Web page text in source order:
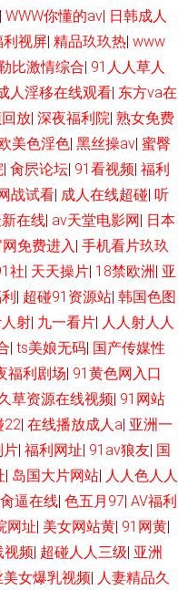
级片操逼 国产视频91啦 欧美性
区 大香蕉A91 91视频综合区 国
狼人伊人 91破解网官网 亚洲
本不卡123 www妞干网 三级片
馆外遇 九九福利视频导航
网站 97色偷偷超踫 青青草精品
网站 国产91做爱 男人天堂导航
利网站 激情文学亚洲 亚洲瑟瑟
偷自拍做爱 海角福利导航 在线
色 久草香蕉 91干逼电影 超碰
传媒 激情伊人都市激情 日韩操
| WWW你懂的av| 日韩成人
利视屏| 精品玖玖热| www
比激情综合| 91人人草人
人淫移在线观看| 东方va在
放| 深夜福利院| 熟女免费
美色淫色| 黑丝操av| 蜜臀
| 肏屄论坛| 91看视频| 福利
战试看| 成人在线超碰| 听
在线| av天堂电影网| 日本
免费进入| 手机看片玖玖
社| 天天操片| 18禁欧洲 | 亚
| 超碰91资源站| 韩国色图
射| 九一看片| 人人射人人
| ts美娘无码| 国产传媒性
福利剧场| 91黄色网入口
草资源在线视频| 91网站
22| 在线播放成人a| 亚洲一
片| 福利网址| 91av狼友| 国
| 岛国大片网站| 人人色人人
逼在线| 色五月97| AV福利
网址| 美女网站黄| 91网黄|
视频| 超碰人人三级| 亚洲
美女爆乳视频| 人妻精品久